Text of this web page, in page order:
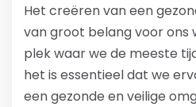
Het creëren van een
van groot belang voor ons
plek waar we de meeste
het is essentieel dat we
een gezonde en veilige